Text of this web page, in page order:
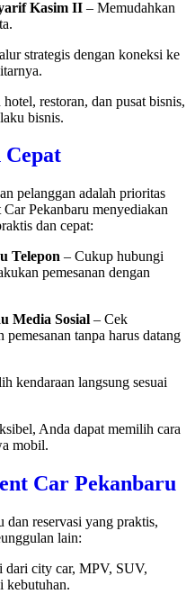
Kasim II – Memudahkan
strategis dengan koneksi ke
restoran, dan pusat bisnis,
bisnis.
Cepat
pelanggan adalah prioritas
Pekanbaru menyediakan
dan cepat:
Telepon – Cukup hubungi
pemesanan dengan
Media Sosial – Cek
tanpa harus datang
kendaraan langsung sesuai
Anda dapat memilih cara
mobil.
Car Pekanbaru
dan reservasi yang praktis,
lain:
dari city car, MPV, SUV,
kebutuhan.